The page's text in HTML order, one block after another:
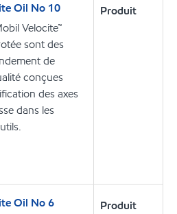
Oil No 10
Velocite™
sont des
de
conçues
des axes
dans les
Produit
Oil No 6
Produit